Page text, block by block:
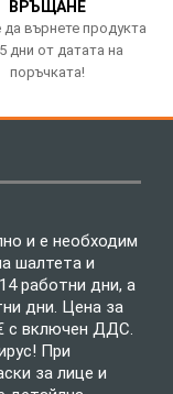
ВРЪЩАНЕ
върнете продукта
дни от датата на
поръчката!
и е необходим
шалтета и
работни дни, а
дни. Цена за
с включен ДДС.
При
за лице и